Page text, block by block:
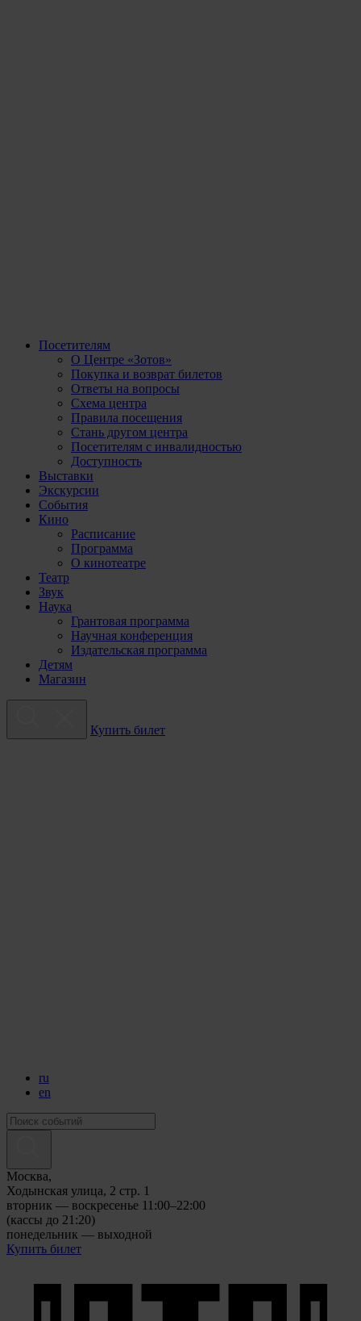
Посетителям
О Центре «Зотов»
Покупка и возврат билетов
Ответы на вопросы
Схема центра
Правила посещения
Стань другом центра
Посетителям с инвалидностью
Доступность
Выставки
Экскурсии
События
Кино
Расписание
Программа
О кинотеатре
Театр
Звук
Наука
Грантовая программа
Научная конференция
Издательская программа
Детям
Магазин
Купить билет
ru
en
Москва,
Ходынская улица, 2 стр. 1
вторник — воскресенье 11:00–22:00
(кассы до 21:20)
понедельник — выходной
Купить билет